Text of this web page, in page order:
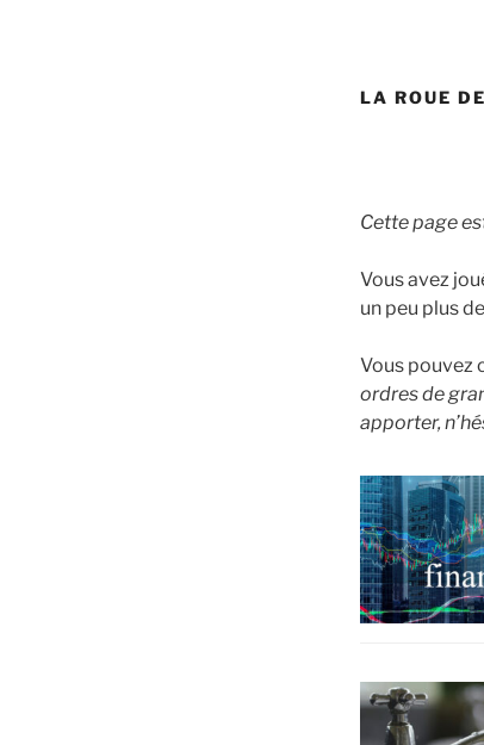
LA ROUE
Cette page
Vous avez
un peu plus
Vous pouvez
ordres de
apporter,